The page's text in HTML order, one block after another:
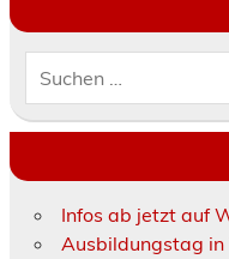
Infos ab jetzt auf
Ausbildungstag